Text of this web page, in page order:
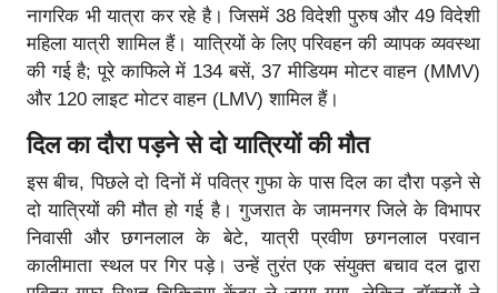
नागरिक भी यात्रा कर रहे है। जिसमें 38 विदेशी पुरुष और 49 विदेशी
महिला यात्री शामिल हैं। यात्रियों के लिए परिवहन की व्यापक व्यवस्था
की गई है; पूरे काफिले में 134 बसें, 37 मीडियम मोटर वाहन (MMV)
और 120 लाइट मोटर वाहन (LMV) शामिल हैं।
दिल का दौरा पड़ने से दो यात्रियों की मौत
इस बीच, पिछले दो दिनों में पवित्र गुफा के पास दिल का दौरा पड़ने से
दो यात्रियों की मौत हो गई है। गुजरात के जामनगर जिले के विभापर
निवासी और छगनलाल के बेटे, यात्री प्रवीण छगनलाल परवान
कालीमाता स्थल पर गिर पड़े। उन्हें तुरंत एक संयुक्त बचाव दल द्वारा